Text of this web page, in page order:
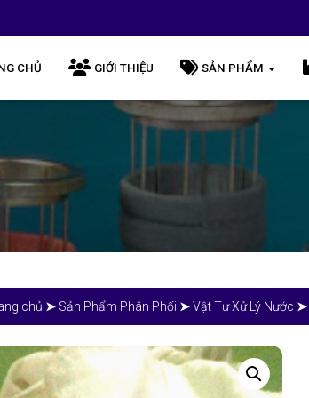
CHỦ GIỚI THIỆU SẢN PHẨM
chủ ➤ Sản Phẩm Phân Phối ➤Vật Tư Xử Lý Nước ➤